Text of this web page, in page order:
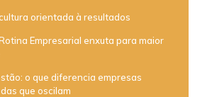
orientada à resultados
Empresarial enxuta para maior
o que diferencia empresas
que oscilam